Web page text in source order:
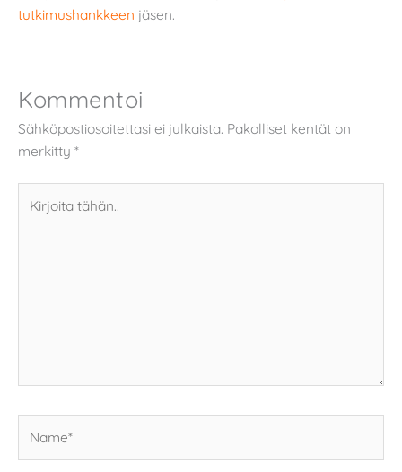
tutkimushankkeen jäsen.
Kommentoi
Sähköpostiosoitettasi ei julkaista. Pakolliset kentät on
merkitty *
tähän..